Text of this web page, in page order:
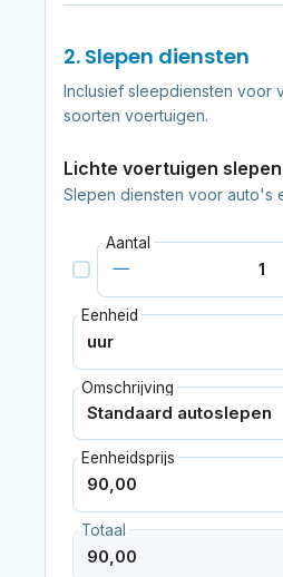
2. Slepen diensten
Inclusief sleepdiensten voor
soorten voertuigen.
Lichte voertuigen slepen
Slepen diensten voor auto's
Aantal
Eenheid
Omschrijving
Eenheidsprijs
Totaal